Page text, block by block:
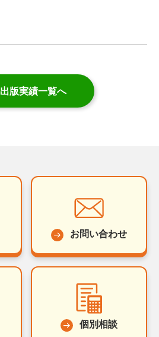
出版実績一覧へ
お問い合わせ
個別相談